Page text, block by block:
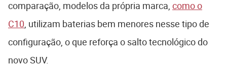
comparação, modelos da própria marca, como o
C10, utilizam baterias bem menores nesse tipo de
configuração, o que reforça o salto tecnológico do
novo SUV.